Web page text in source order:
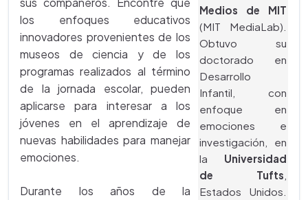
Medios de MIT
(MIT MediaLab).
Obtuvo su
doctorado en
Desarrollo
Infantil, con
enfoque en
emociones e
investigación, en
la Universidad
de Tufts
Estados Unidos.
los enfoques educativos
innovadores provenientes de los
museos de ciencia y de los
programas realizados al término
de la jornada escolar, pueden
aplicarse para interesar a los
jóvenes en el aprendizaje de
nuevas habilidades para manejar
emociones.
Durante los años de la